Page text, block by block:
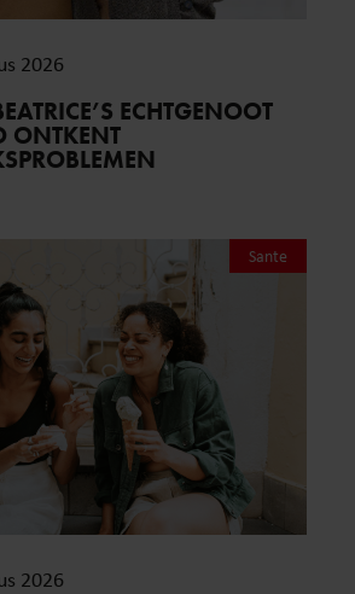
2026
ECHTGENOOT
ONTKENT
Sante
2026